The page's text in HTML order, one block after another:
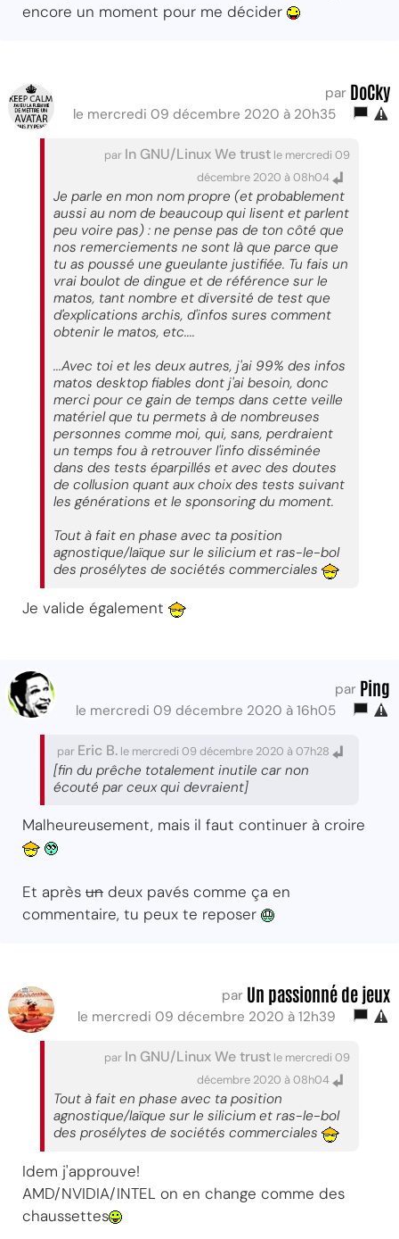
encore un moment pour me décider
par DoCky
le mercredi 09 décembre 2020 à 20h35
par In GNU/Linux We trust le mercredi 09
décembre 2020 à 08h04
Je parle en mon nom propre (et probablement
aussi au nom de beaucoup qui lisent et parlent
peu voire pas) : ne pense pas de ton côté que
nos remerciements ne sont là que parce que
tu as poussé une gueulante justifiée. Tu fais un
vrai boulot de dingue et de référence sur le
matos, tant nombre et diversité de test que
d'explications archis, d'infos sures comment
obtenir le matos, etc....
...Avec toi et les deux autres, j'ai 99% des infos
matos desktop fiables dont j'ai besoin, donc
merci pour ce gain de temps dans cette veille
matériel que tu permets à de nombreuses
personnes comme moi, qui, sans, perdraient
un temps fou à retrouver l'info disséminée
dans des tests éparpillés et avec des doutes
de collusion quant aux choix des tests suivant
les générations et le sponsoring du moment.
Tout à fait en phase avec ta position
agnostique/laïque sur le silicium et ras-le-bol
des prosélytes de sociétés commerciales
Je valide également
par Ping
le mercredi 09 décembre 2020 à 16h05
par Eric B. le mercredi 09 décembre 2020 à 07h28
[fin du prêche totalement inutile car non
écouté par ceux qui devraient]
Malheureusement, mais il faut continuer à croire
Et après un deux pavés comme ça en
commentaire, tu peux te reposer
par Un passionné de jeux
le mercredi 09 décembre 2020 à 12h39
par In GNU/Linux We trust le mercredi 09
décembre 2020 à 08h04
Tout à fait en phase avec ta position
agnostique/laïque sur le silicium et ras-le-bol
des prosélytes de sociétés commerciales
Idem j'approuve!
AMD/NVIDIA/INTEL on en change comme des
chaussettes